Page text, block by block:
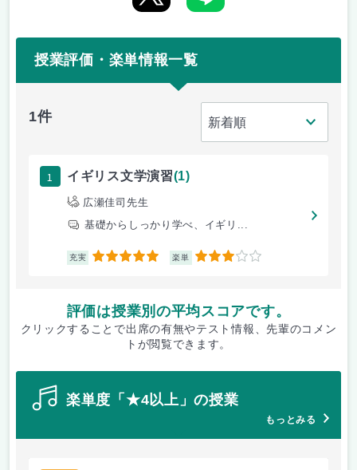
授業評価・楽単情報一覧
1件
1 イギリス文学演習(1)
広瀬佳司先生
基礎からしっかり学べ、イギリ...
充実 5 楽単 3
評価は授業別の平均スコアです。
クリックすることで出席の有無やテスト情報、先輩のコメン
トが閲覧できます。
楽単度「★4以上」の授業
もっとみる